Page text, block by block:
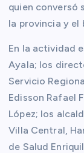
quien conversó
la provincia y el
En la actividad
Ayala; los
Servicio
Edisson Rafael
López; los
Villa Central,
de Salud